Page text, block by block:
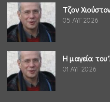
Τζον
05 ΑΥΓ 2026
Η μαγεία
01 ΑΥΓ 2026